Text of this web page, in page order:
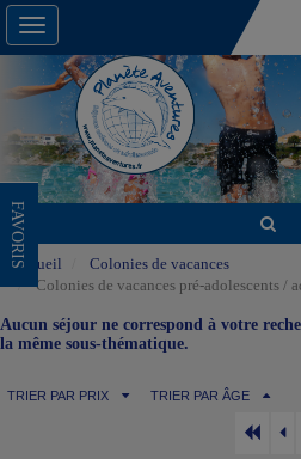
Toggle
navigation
FAVORIS
Accueil
Colonies de vacances
Colonies de vacances pré-adolescents /
Aucun séjour ne correspond à votre
la même sous-thématique.
TRIER PAR PRIX TRIER PAR ÂGE